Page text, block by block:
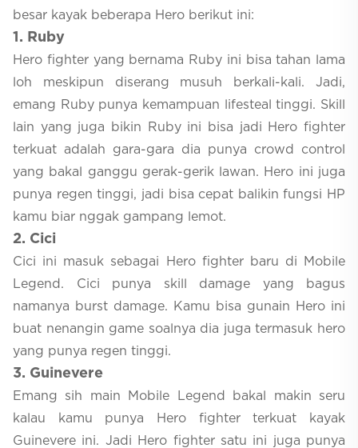
besar kayak beberapa Hero berikut ini:
1 . Ruby
Hero fighter yang bernama Ruby ini bisa tahan lama
loh meskipun diserang musuh berkali-kali. Jadi,
emang Ruby punya kemampuan lifesteal tinggi. Skill
lain yang juga bikin Ruby ini bisa jadi Hero fighter
terkuat adalah gara-gara dia punya crowd control
yang bakal ganggu gerak-gerik lawan. Hero ini juga
punya regen tinggi, jadi bisa cepat balikin fungsi HP
kamu biar nggak gampang lemot.
2. Cici
Cici ini masuk sebagai Hero fighter baru di Mobile
Legend. Cici punya skill damage yang bagus
namanya burst damage. Kamu bisa gunain Hero ini
buat nenangin game soalnya dia juga termasuk hero
yang punya regen tinggi.
3. Guinevere
Emang sih main Mobile Legend bakal makin seru
kalau kamu punya Hero fighter terkuat kayak
Guinevere ini. Jadi Hero fighter satu ini juga punya